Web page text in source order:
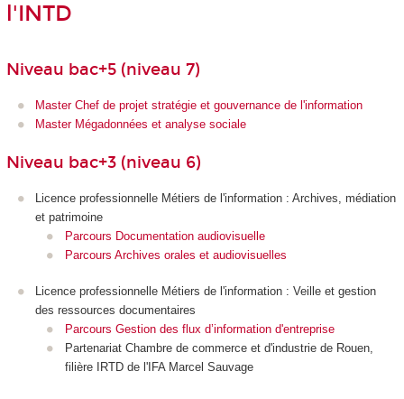
l'INTD
Niveau bac+5 (niveau 7)
Master Chef de projet stratégie et gouvernance de l'information
Master Mégadonnées et analyse sociale
Niveau bac+3 (niveau 6)
Licence professionnelle Métiers de l'information : Archives, médiation
et patrimoine
Parcours Documentation audiovisuelle
Parcours Archives orales et audiovisuelles
Licence professionnelle Métiers de l'information : Veille et gestion
des ressources documentaires
Parcours Gestion des flux d’information d'entreprise
Partenariat Chambre de commerce et d'industrie de Rouen,
filière IRTD de l'IFA Marcel Sauvage